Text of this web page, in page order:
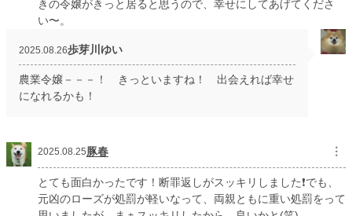
きの令嬢がきっと居ると思うので、幸せにしてあげてくださ
い〜。
2025.08.26歩芽川ゆい
農業令嬢－－－！ きっといますね！ 出会えれば幸せ
になれるかも！
2025.08.25豚春 ︙
とても面白かったです！断罪返しがスッキリしました❗でも、
元凶のローズが処罰が軽いなって、両親ともに重い処罰をって